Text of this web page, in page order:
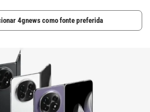
4gnews como fonte preferida